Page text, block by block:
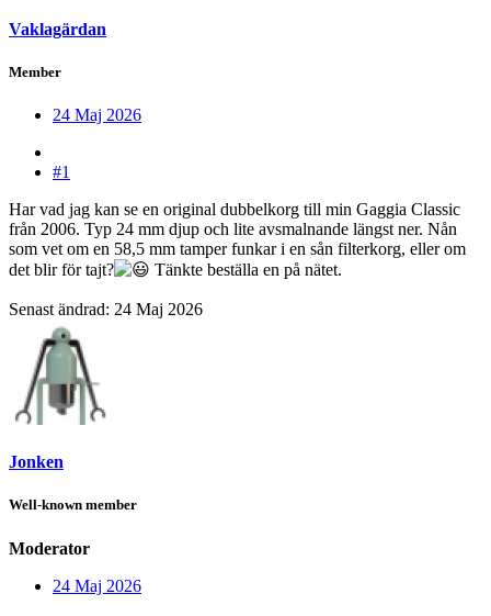
Vaklagärdan
Member
24 Maj 2026
#1
Har vad jag kan se en original dubbelkorg till min Gaggia Classic
från 2006. Typ 24 mm djup och lite avsmalnande längst ner. Nån
som vet om en 58,5 mm tamper funkar i en sån filterkorg, eller om
det blir för tajt?
Tänkte beställa en på nätet.
Senast ändrad: 24 Maj 2026
Jonken
Well-known member
Moderator
24 Maj 2026